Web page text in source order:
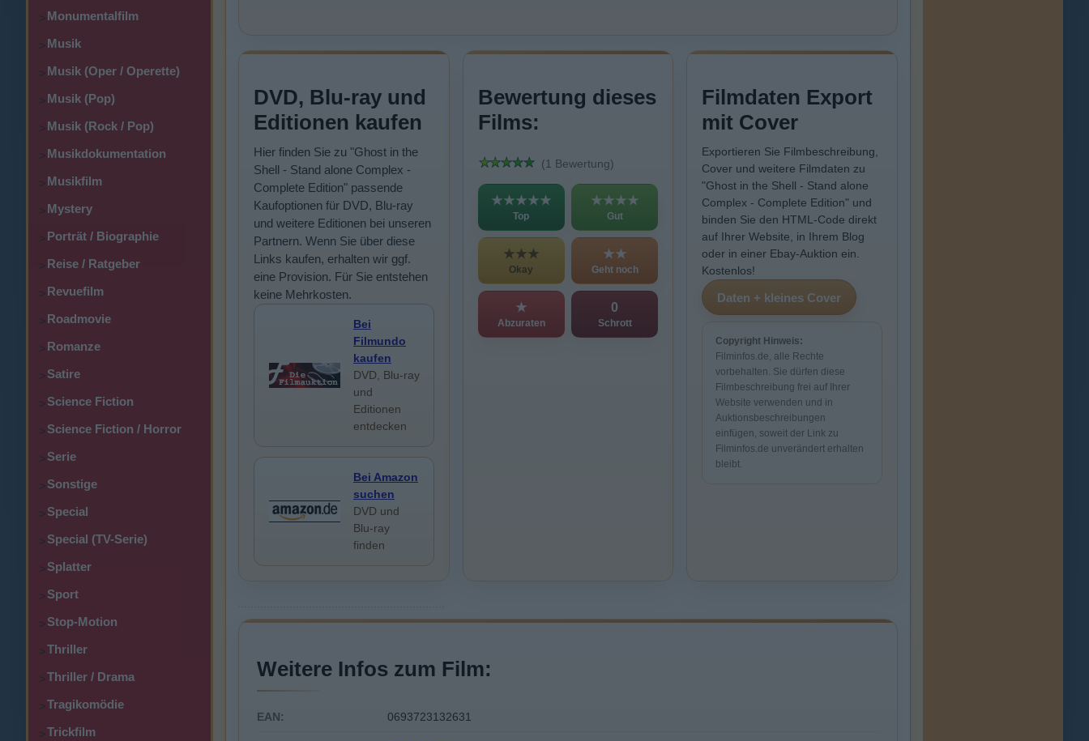
>Monumentalfilm
>Musik
>Musik (Oper / Operette)
>Musik (Pop)
>Musik (Rock / Pop)
>Musikdokumentation
>Musikfilm
>Mystery
>Porträt / Biographie
>Reise / Ratgeber
>Revuefilm
>Roadmovie
>Romanze
>Satire
>Science Fiction
>Science Fiction / Horror
>Serie
>Sonstige
>Special
>Special (TV-Serie)
>Splatter
>Sport
>Stop-Motion
>Thriller
>Thriller / Drama
>Tragikomödie
>Trickfilm
DVD, Blu-ray und
Editionen kaufen
Hier finden Sie zu "Ghost in the
Shell - Stand alone Complex -
Complete Edition" passende
Kaufoptionen für DVD, Blu-ray
und weitere Editionen bei unseren
Partnern. Wenn Sie über diese
Links kaufen, erhalten wir ggf.
eine Provision. Für Sie entstehen
keine Mehrkosten.
Bei
Filmundo
kaufen
DVD, Blu-ray
und
Editionen
entdecken
Bei Amazon
suchen
DVD und
Blu-ray
finden
Bewertung dieses
Films:
(1 Bewertung)
★★★★★
Top
★★★★
Gut
★★★
Okay
★★
Geht noch
★
Abzuraten
0
Schrott
Filmdaten Export
mit Cover
Exportieren Sie Filmbeschreibung,
Cover und weitere Filmdaten zu
"Ghost in the Shell - Stand alone
Complex - Complete Edition" und
binden Sie den HTML-Code direkt
auf Ihrer Website, in Ihrem Blog
oder in einer Ebay-Auktion ein.
Kostenlos!
Copyright Hinweis:
Filminfos.de, alle Rechte
vorbehalten. Sie dürfen diese
Filmbeschreibung frei auf Ihrer
Website verwenden und in
Auktionsbeschreibungen
einfügen, soweit der Link zu
Filminfos.de unverändert erhalten
bleibt.
Weitere Infos zum Film:
EAN: 0693723132631